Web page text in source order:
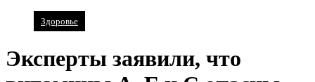
Здоровье
Эксперты заявили, что